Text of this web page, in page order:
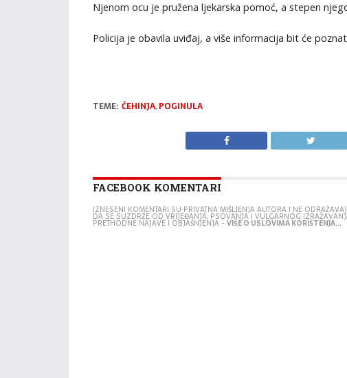
Njenom ocu je pružena ljekarska pomoć, a stepen
Policija je obavila uviđaj, a više informacija bit će
TEME: ČEHINJA, POGINULA
FACEBOOK KOMENTARI
IZNESENI KOMENTARI SU PRIVATNA MIŠLJENJA AUTORA I NE
DA SE SUZDRŽE OD VRIJEĐANJA, PSOVANJA I VULGARNOG
PRETHODNE NAJAVE I OBJAŠNJENJA -VIŠE O USLOVIMA KORIŠTENJA...